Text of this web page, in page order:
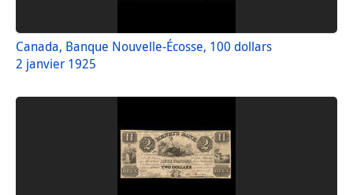
Canada, Banque Nouvelle-Écosse, 100 dollars
2 janvier 1925